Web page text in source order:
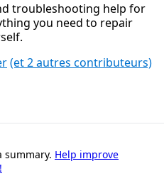
troubleshooting help for
you need to repair
(et 2 autres contributeurs)
summary. Help improve